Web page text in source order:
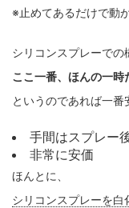
※止めてあるだけで動
シリコンスプレーでの
ここ一番、ほんの一時
というのであれば一番
手間はスプレー
非常に安価
ほんとに、
シリコンスプレーを